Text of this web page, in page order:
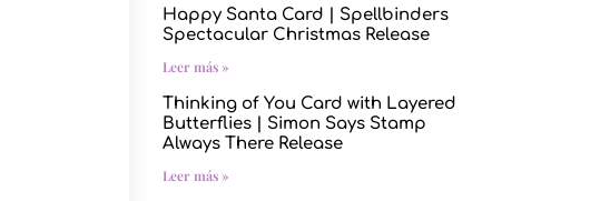
Happy Santa Card | Spellbinders
Spectacular Christmas Release
Leer más »
Thinking of You Card with Layered
Butterflies | Simon Says Stamp
Always There Release
Leer más »